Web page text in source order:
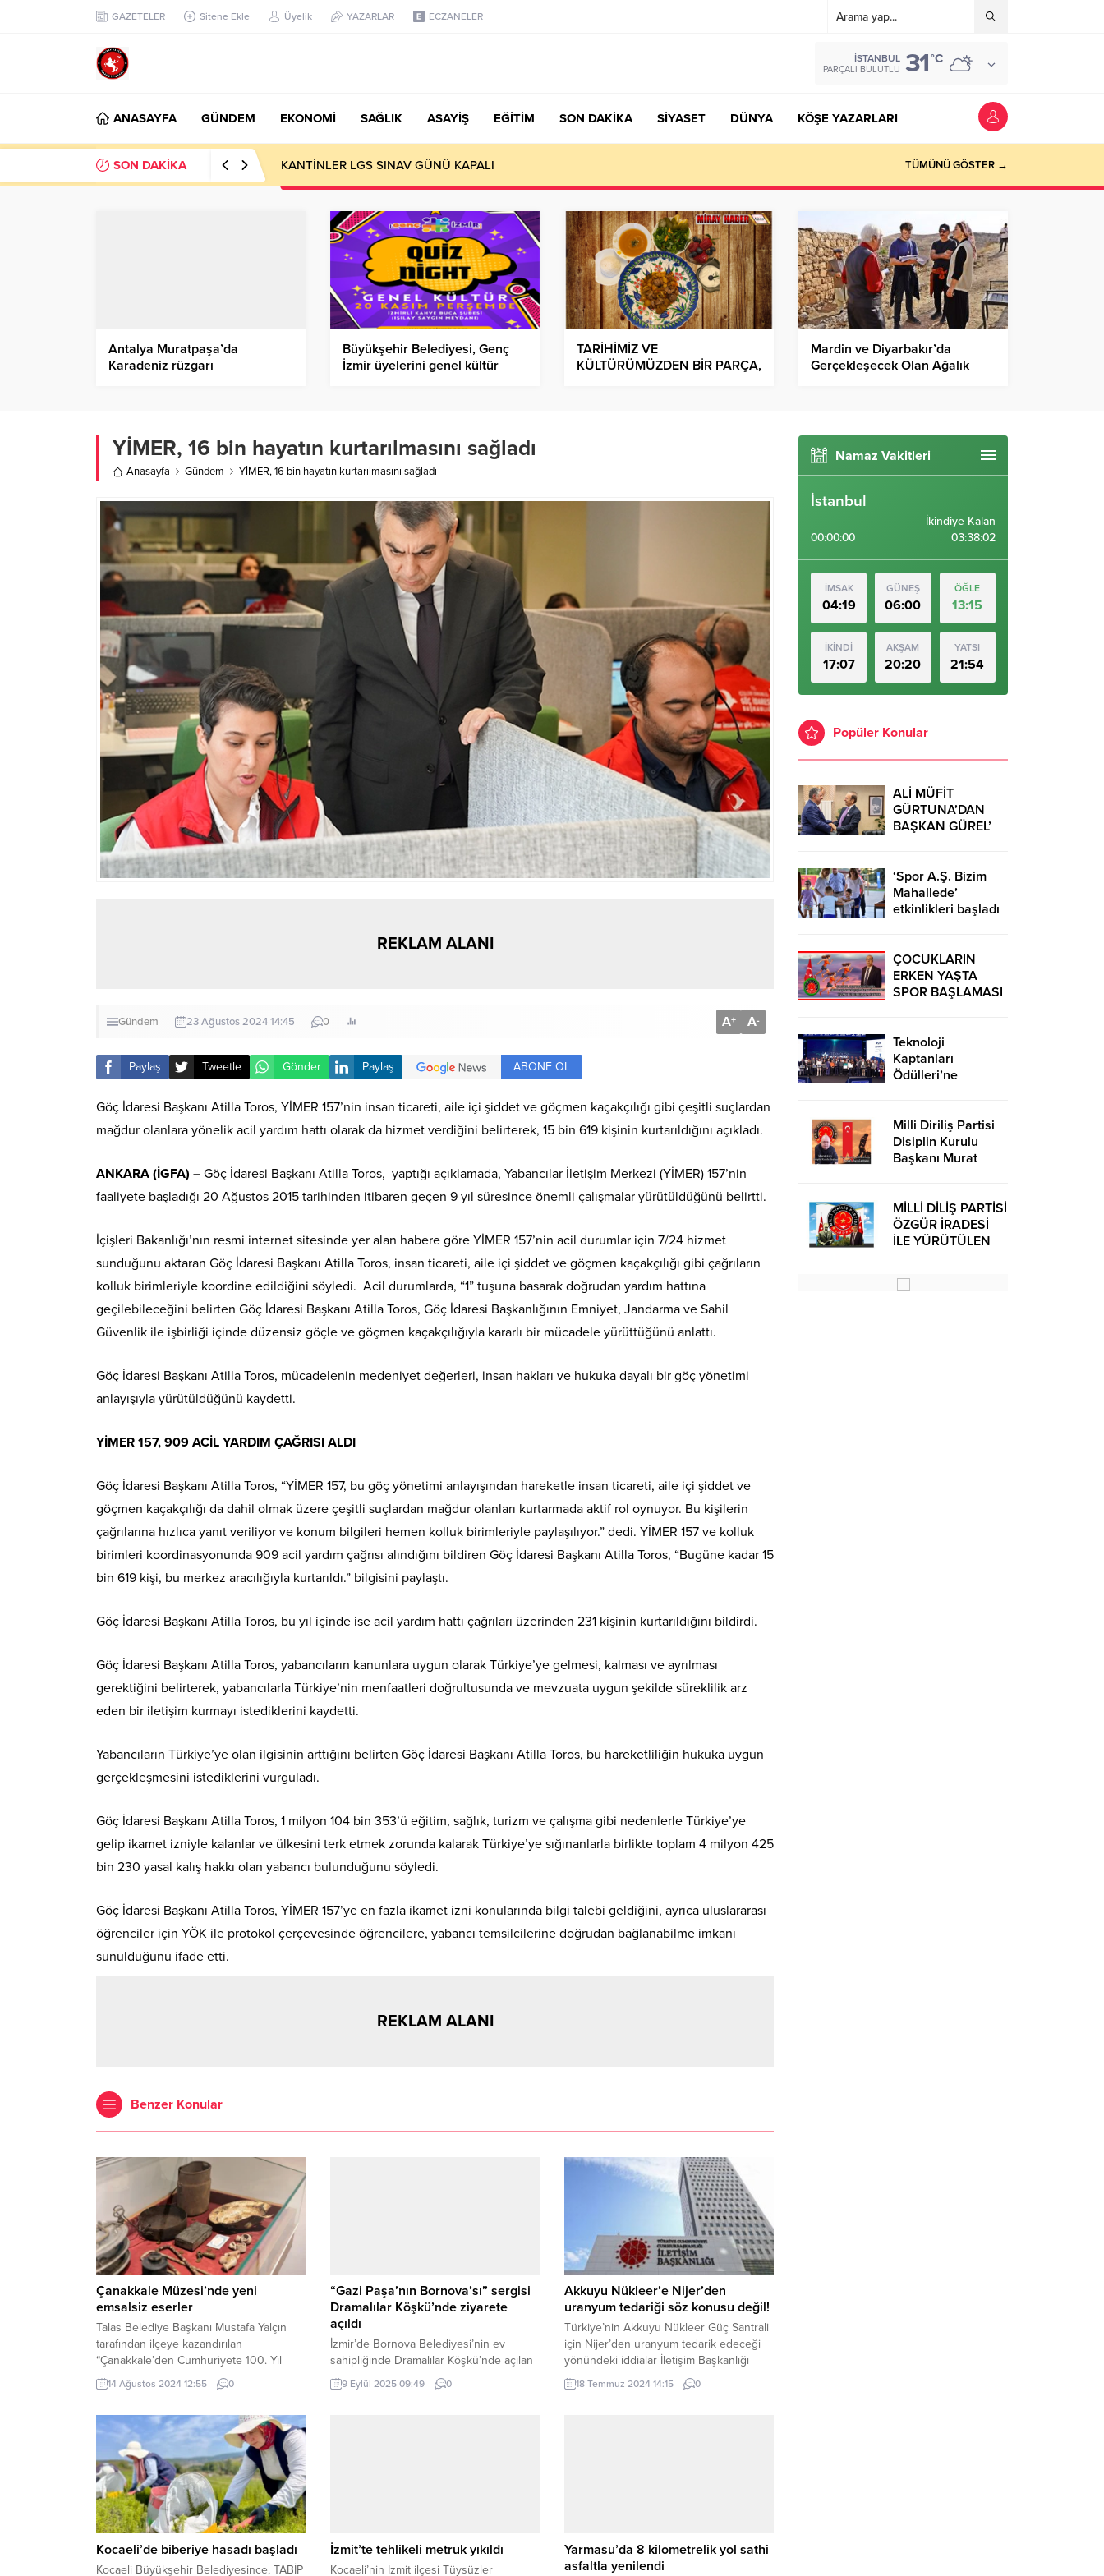
GAZETELER Sitene Ekle Üyelik YAZARLAR ECZANELER
İSTANBUL
PARÇALI BULUTLU 31°C
ANASAYFA GÜNDEM EKONOMİ SAĞLIK ASAYİŞ EĞİTİM SON DAKİKA SİYASET DÜNYA KÖŞE YAZARLARI
SON DAKİKA sıfır atık yaşam kültürü yaygınlaştırmaktır TÜMÜNÜ GÖSTER →
Antalya Muratpaşa’da
Karadeniz rüzgarı
Büyükşehir Belediyesi, Genç
İzmir üyelerini genel kültür
TARİHİMİZ VE
KÜLTÜRÜMÜZDEN BİR PARÇA,
Mardin ve Diyarbakır’da
Gerçekleşecek Olan Ağalık
YİMER, 16 bin hayatın kurtarılmasını sağladı
Anasayfa Gündem YİMER, 16 bin hayatın kurtarılmasını sağladı
REKLAM ALANI
Gündem 23 Ağustos 2024 14:45 0 A+ A-
Paylaş Tweetle Gönder Paylaş ABONE OL
Göç İdaresi Başkanı Atilla Toros, YİMER 157’nin insan ticareti, aile içi şiddet ve göçmen kaçakçılığı gibi çeşitli suçlardan
mağdur olanlara yönelik acil yardım hattı olarak da hizmet verdiğini belirterek, 15 bin 619 kişinin kurtarıldığını açıkladı.
ANKARA (İGFA) – Göç İdaresi Başkanı Atilla Toros, yaptığı açıklamada, Yabancılar İletişim Merkezi (YİMER) 157’nin
faaliyete başladığı 20 Ağustos 2015 tarihinden itibaren geçen 9 yıl süresince önemli çalışmalar yürütüldüğünü belirtti.
İçişleri Bakanlığı’nın resmi internet sitesinde yer alan habere göre YİMER 157’nin acil durumlar için 7/24 hizmet
sunduğunu aktaran Göç İdaresi Başkanı Atilla Toros, insan ticareti, aile içi şiddet ve göçmen kaçakçılığı gibi çağrıların
kolluk birimleriyle koordine edildiğini söyledi. Acil durumlarda, “1” tuşuna basarak doğrudan yardım hattına
geçilebileceğini belirten Göç İdaresi Başkanı Atilla Toros, Göç İdaresi Başkanlığının Emniyet, Jandarma ve Sahil
Güvenlik ile işbirliği içinde düzensiz göçle ve göçmen kaçakçılığıyla kararlı bir mücadele yürüttüğünü anlattı.
Göç İdaresi Başkanı Atilla Toros, mücadelenin medeniyet değerleri, insan hakları ve hukuka dayalı bir göç yönetimi
anlayışıyla yürütüldüğünü kaydetti.
YİMER 157, 909 ACİL YARDIM ÇAĞRISI ALDI
Göç İdaresi Başkanı Atilla Toros, “YİMER 157, bu göç yönetimi anlayışından hareketle insan ticareti, aile içi şiddet ve
göçmen kaçakçılığı da dahil olmak üzere çeşitli suçlardan mağdur olanları kurtarmada aktif rol oynuyor. Bu kişilerin
çağrılarına hızlıca yanıt veriliyor ve konum bilgileri hemen kolluk birimleriyle paylaşılıyor.” dedi. YİMER 157 ve kolluk
birimleri koordinasyonunda 909 acil yardım çağrısı alındığını bildiren Göç İdaresi Başkanı Atilla Toros, “Bugüne kadar 15
bin 619 kişi, bu merkez aracılığıyla kurtarıldı.” bilgisini paylaştı.
Göç İdaresi Başkanı Atilla Toros, bu yıl içinde ise acil yardım hattı çağrıları üzerinden 231 kişinin kurtarıldığını bildirdi.
Göç İdaresi Başkanı Atilla Toros, yabancıların kanunlara uygun olarak Türkiye’ye gelmesi, kalması ve ayrılması
gerektiğini belirterek, yabancılarla Türkiye’nin menfaatleri doğrultusunda ve mevzuata uygun şekilde süreklilik arz
eden bir iletişim kurmayı istediklerini kaydetti.
Yabancıların Türkiye’ye olan ilgisinin arttığını belirten Göç İdaresi Başkanı Atilla Toros, bu hareketliliğin hukuka uygun
gerçekleşmesini istediklerini vurguladı.
Göç İdaresi Başkanı Atilla Toros, 1 milyon 104 bin 353’ü eğitim, sağlık, turizm ve çalışma gibi nedenlerle Türkiye’ye
gelip ikamet izniyle kalanlar ve ülkesini terk etmek zorunda kalarak Türkiye’ye sığınanlarla birlikte toplam 4 milyon 425
bin 230 yasal kalış hakkı olan yabancı bulunduğunu söyledi.
Göç İdaresi Başkanı Atilla Toros, YİMER 157’ye en fazla ikamet izni konularında bilgi talebi geldiğini, ayrıca uluslararası
öğrenciler için YÖK ile protokol çerçevesinde öğrencilere, yabancı temsilcilerine doğrudan bağlanabilme imkanı
sunulduğunu ifade etti.
REKLAM ALANI
Benzer Konular
Çanakkale Müzesi’nde yeni
emsalsiz eserler
Talas Belediye Başkanı Mustafa Yalçın
tarafından ilçeye kazandırılan
“Çanakkale’den Cumhuriyete 100. Yıl
Müzesi”nde 13 yeni savaş eseri daha
sergilenmeye başladı. 6 bin 500 parça
kullanılan Osmanlı dönemi parçalarla
birlikte İngiliz ok formu savaş objesi gibi
nesneler de ziyaretçilerini bekliyor.
KAYSERİ (İGFA) – Başkan Yalçın’ın,
özellikle...
14 Ağustos 2024 12:55 0
“Gazi Paşa’nın Bornova’sı” sergisi
Dramalılar Köşkü’nde ziyarete
açıldı
İzmir’de Bornova Belediyesi’nin ev
sahipliğinde Dramalılar Köşkü’nde açılan
“Gazi Paşa’nın Bornova’sı Fotoğraf
Sergisi”, Atatürk’ün ilçeyle kurduğu tarihi
9 Eylül 2025 09:49 0
Akkuyu Nükleer’e Nijer’den
uranyum tedariği söz konusu değil!
Türkiye’nin Akkuyu Nükleer Güç Santrali
için Nijer’den uranyum tedarik edeceği
yönündeki iddialar İletişim Başkanlığı
Dezenformasyonla Mücadele Merkezi
tarafından yalanlandı. ANKARA (İGFA) –
18 Temmuz 2024 14:15 0
Kocaeli’de biberiye hasadı başladı
Kocaeli Büyükşehir Belediyesince, TABİP
İzmit’te tehlikeli metruk yıkıldı
Kocaeli’nin İzmit ilçesi Tüysüzler
Yarmasu’da 8 kilometrelik yol sathi
asfaltla yenilendi
Namaz Vakitleri
İstanbul
00:00:00
İkindiye Kalan
03:38:01
İMSAK
04:19
GÜNEŞ
06:00
ÖĞLE
13:15
İKİNDİ
17:07
AKŞAM
20:20
YATSI
21:54
Popüler Konular
ALİ MÜFİT
GÜRTUNA’DAN
BAŞKAN GÜREL’
‘Spor A.Ş. Bizim
Mahallede’
etkinlikleri başladı
ÇOCUKLARIN
ERKEN YAŞTA
SPOR BAŞLAMASI
UZAK TUTUMUŞ
OLACAKTIR
Teknoloji
Kaptanları
Ödülleri’ne
Milli Diriliş Partisi
Disiplin Kurulu
Başkanı Murat
Basın Açıklaması
MİLLİ DİLİŞ PARTİSİ
ÖZGÜR İRADESİ
İLE YÜRÜTÜLEN
OLUŞUMUDUR